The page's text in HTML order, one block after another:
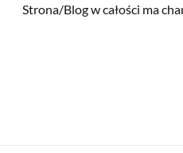
Strona/Blog w całości ma